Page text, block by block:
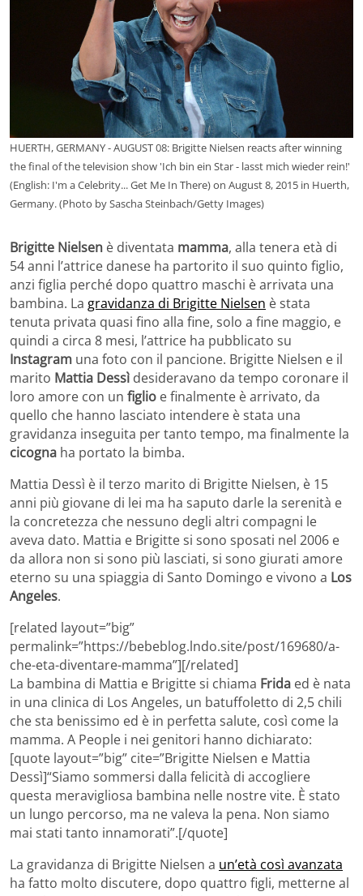
HUERTH, GERMANY - AUGUST 08: Brigitte Nielsen reacts after winning
the final of the television show 'Ich bin ein Star - lasst mich wieder rein!'
(English: I'm a Celebrity... Get Me In There) on August 8, 2015 in Huerth,
Germany. (Photo by Sascha Steinbach/Getty Images)
Brigitte Nielsen è diventata mamma, alla tenera età di
54 anni l’attrice danese ha partorito il suo quinto figlio,
anzi figlia perché dopo quattro maschi è arrivata una
bambina. La gravidanza di Brigitte Nielsen è stata
tenuta privata quasi fino alla fine, solo a fine maggio, e
quindi a circa 8 mesi, l’attrice ha pubblicato su
Instagram una foto con il pancione. Brigitte Nielsen e il
marito Mattia Dessì desideravano da tempo coronare il
loro amore con un figlio e finalmente è arrivato, da
quello che hanno lasciato intendere è stata una
gravidanza inseguita per tanto tempo, ma finalmente la
cicogna ha portato la bimba.
Mattia Dessì è il terzo marito di Brigitte Nielsen, è 15
anni più giovane di lei ma ha saputo darle la serenità e
la concretezza che nessuno degli altri compagni le
aveva dato. Mattia e Brigitte si sono sposati nel 2006 e
da allora non si sono più lasciati, si sono giurati amore
eterno su una spiaggia di Santo Domingo e vivono a Los
Angeles.
[related layout=”big”
permalink=”https://bebeblog.lndo.site/post/169680/a-
che-eta-diventare-mamma”][/related]
La bambina di Mattia e Brigitte si chiama Frida ed è nata
in una clinica di Los Angeles, un batuffoletto di 2,5 chili
che sta benissimo ed è in perfetta salute, così come la
mamma. A People i nei genitori hanno dichiarato:
[quote layout=”big” cite=”Brigitte Nielsen e Mattia
Dessì]“Siamo sommersi dalla felicità di accogliere
questa meravigliosa bambina nelle nostre vite. È stato
un lungo percorso, ma ne valeva la pena. Non siamo
mai stati tanto innamorati”.[/quote]
La gravidanza di Brigitte Nielsen a un’età così avanzata
ha fatto molto discutere, dopo quattro figli, metterne al